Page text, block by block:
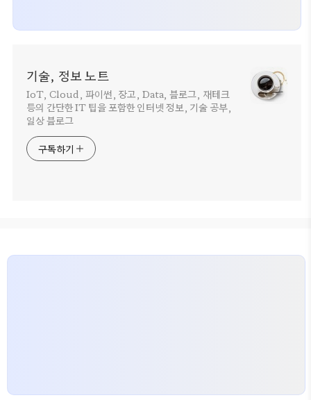
기술, 정보 노트
IoT, Cloud, 파이썬, 장고, Data, 블로그, 재테크
등의 간단한 IT 팁을 포함한 인터넷 정보, 기술 공부,
일상 블로그
구독하기